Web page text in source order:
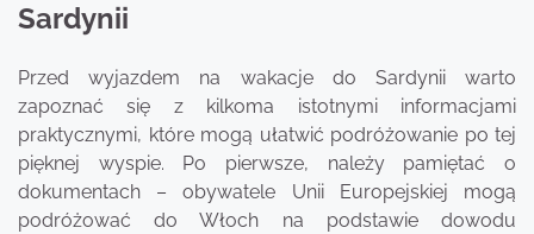
Sardynii
Przed wyjazdem na wakacje do Sardynii warto
zapoznać się z kilkoma istotnymi informacjami
praktycznymi, które mogą ułatwić podróżowanie po tej
pięknej wyspie. Po pierwsze, należy pamiętać o
dokumentach – obywatele Unii Europejskiej mogą
podróżować do Włoch na podstawie dowodu